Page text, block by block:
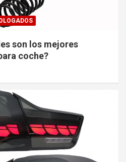
son los mejores
coche?